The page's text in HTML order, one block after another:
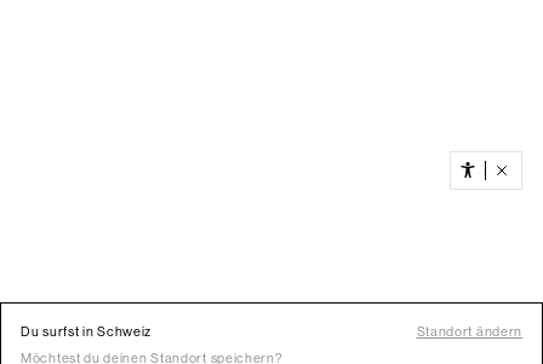
Du surfst in Schweiz
Standort ändern
Möchtest du deinen Standort speichern?